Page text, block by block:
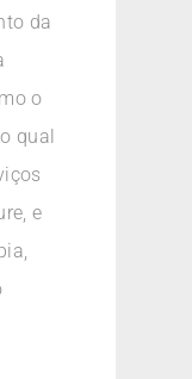
da
o
qual
e